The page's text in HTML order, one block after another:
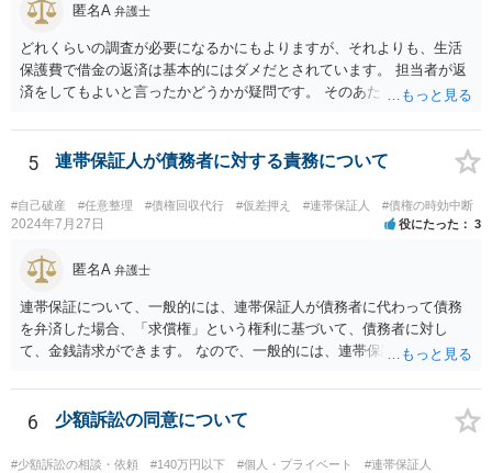
匿名A 弁護士
どれくらいの調査が必要になるかにもよりますが、それよりも、生活
保護費で借金の返済は基本的にはダメだとされています。 担当者が返
済をしてもよいと言ったかどうかが疑問です。 そのあたりは、ネット
しい記事が出てきますので、一度見てみてもいいかもしれません。
5 連帯保証人が債務者に対する責務について
#自己破産 #任意整理 #債権回収代行 #仮差押え #連帯保証人 #債権の時効中断
2024年7月27日 役にたった 3
匿名A 弁護士
連帯保証について、一般的には、連帯保証人が債務者に代わって債務
を弁済した場合、「求償権」という権利に基づいて、債務者に対し
て、金銭請求ができます。 なので、一般的には、連帯保証人が代わり
者が連帯債務者に支払わなければならない、ということになります。
ご質問の構成の違いを確認されたい意図は分かりかねますが、結論と
しては、一般的には「求償権」に基づいて上記のような処理になるか
と思います。
6 少額訴訟の同意について
#少額訴訟の相談・依頼 #140万円以下 #個人・プライベート #連帯保証人